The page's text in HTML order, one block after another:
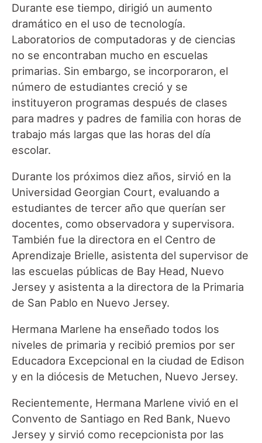
Durante ese tiempo, dirigió un aumento
dramático en el uso de tecnología.
Laboratorios de computadoras y de ciencias
no se encontraban mucho en escuelas
primarias. Sin embargo, se incorporaron, el
número de estudiantes creció y se
instituyeron programas después de clases
para madres y padres de familia con horas de
trabajo más largas que las horas del día
escolar.
Durante los próximos diez años, sirvió en la
Universidad Georgian Court, evaluando a
estudiantes de tercer año que querían ser
docentes, como observadora y supervisora.
También fue la directora en el Centro de
Aprendizaje Brielle, asistenta del supervisor de
las escuelas públicas de Bay Head, Nuevo
Jersey y asistenta a la directora de la Primaria
de San Pablo en Nuevo Jersey.
Hermana Marlene ha enseñado todos los
niveles de primaria y recibió premios por ser
Educadora Excepcional en la ciudad de Edison
y en la diócesis de Metuchen, Nuevo Jersey.
Recientemente, Hermana Marlene vivió en el
Convento de Santiago en Red Bank, Nuevo
Jersey y sirvió como recepcionista por las